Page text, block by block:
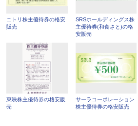
ニトリ株主優待券の格安
販売
SRSホールディングス株
主優待券(和食さと)の格
安販売
東映株主優待券の格安販
売
サーラコーポレーション
株主優待券の格安販売